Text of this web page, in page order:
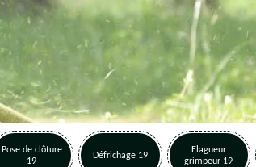
Pose de clôture
19
Défrichage 19
Elagueur
grimpeur 19